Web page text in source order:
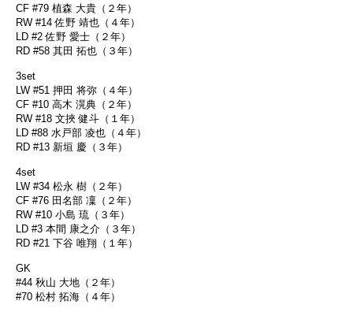
CF #79 植森 大貴（２年）
RW #14 佐野 靖也（４年）
LD #2 佐野 愛士（２年）
RD #58 其田 拓也（３年）
3set
LW #51 押田 将弥（４年）
CF #10 高木 滉典（２年）
RW #18 文挾 健斗（１年）
LD #88 水戸部 凌也（４年）
RD #13 新垣 慶（３年）
4set
LW #34 松永 樹（２年）
CF #76 田名部 凜（２年）
RW #10 小島 琉（３年）
LD #3 本間 康之介（３年）
RD #21 下谷 唯翔（１年）
GK
#44 秋山 大地（２年）
#70 松村 拓海（４年）